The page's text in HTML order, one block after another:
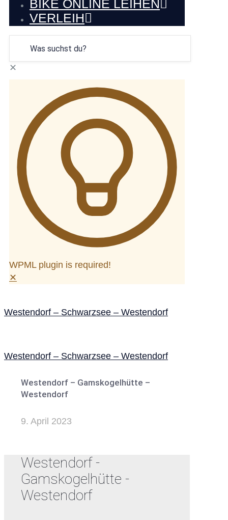
BIKE ONLINE LEIHEN
VERLEIH
✕
WPML plugin is required!
✕
Westendorf – Schwarzsee – Westendorf
Westendorf – Schwarzsee – Westendorf
Westendorf – Gamskogelhütte –
Westendorf
9. April 2023
Westendorf -
Gamskogelhütte -
Westendorf